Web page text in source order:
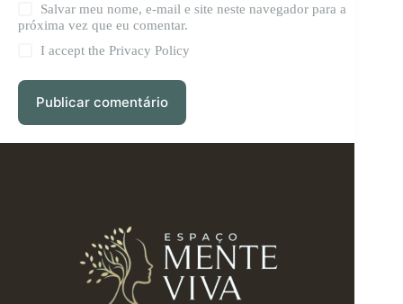
Salvar meu nome, e-mail e site neste navegador para a
próxima vez que eu comentar.
I accept thePrivacy Policy
Publicar comentário